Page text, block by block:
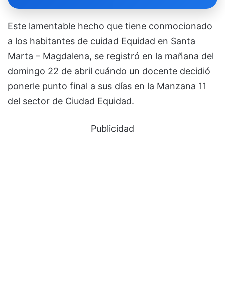
Este lamentable hecho que tiene conmocionado
a los habitantes de cuidad Equidad en Santa
Marta – Magdalena, se registró en la mañana del
domingo 22 de abril cuándo un docente decidió
ponerle punto final a sus días en la Manzana 11
del sector de Ciudad Equidad.
Publicidad